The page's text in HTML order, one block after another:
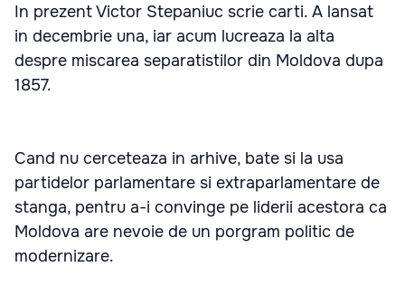
In prezent Victor Stepaniuc scrie carti. A lansat
in decembrie una, iar acum lucreaza la alta
despre miscarea separatistilor din Moldova dupa
1857.
Cand nu cerceteaza in arhive, bate si la usa
partidelor parlamentare si extraparlamentare de
stanga, pentru a-i convinge pe liderii acestora ca
Moldova are nevoie de un porgram politic de
modernizare.